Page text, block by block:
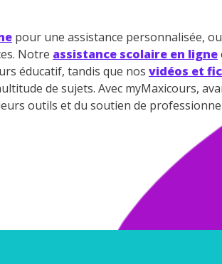
pour une assistance personnalisée,
Notre assistance scolaire en ligne
éducatif, tandis que nos vidéos et
de sujets. Avec myMaxicours,
outils et du soutien de